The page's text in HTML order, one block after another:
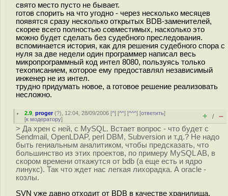
свято место пусто не бывает.
готов спорить на что угодно - через несколько месяцев
появятся сразу несколько открытых BDB-заменителей,
скорее всего полностью совместимых, насколько это
можно будет сделать без судебного преследования.
вспоминается история, как для решения судебного спора с
нуля за две недели один программер написал весь
микропрограммный код интел 8080, пользуясь только
техописанием, которое ему предоставлял независимый
инженер не из интел.
трудно придумать новое, а готовое решение реализовать
несложно.
2.9 ,proger(?), 12:04, 28/09/2006 [^] [^^] [^^^] [ответить]
[к модератору] + / –
> Да хрен с ней, с MySQL. Встает вопрос - что будет c
Sendmail, OpenLDAP, perl DBM, Subversion и т.д.? Не надо
быть гениальным аналитиком, чтобы предсказать, что
большинство из этих проектов, по примеру MySQL AB, в
скором времени откажутся от bdb (а еще есть и ядро
линукс). Так что ждет нас легкая лихорадка. А oracle -
козлы.
SVN уже давно отходит от BDB в качестве хранилища.